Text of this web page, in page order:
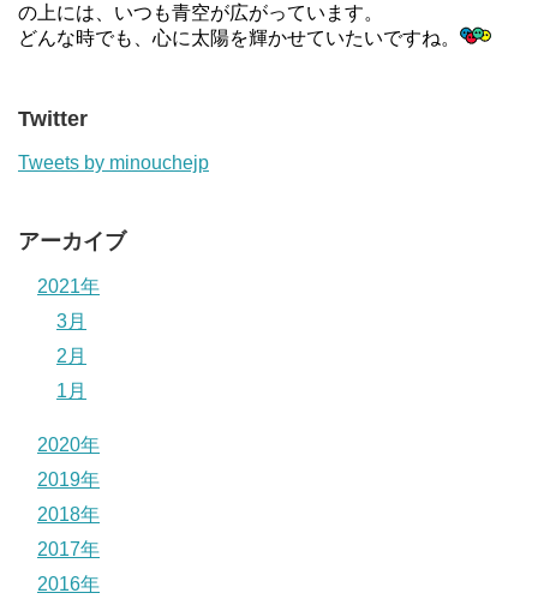
の上には、いつも青空が広がっています。
どんな時でも、心に太陽を輝かせていたいですね。
Twitter
Tweets by minouchejp
アーカイブ
2021年
3月
2月
1月
2020年
2019年
2018年
2017年
2016年